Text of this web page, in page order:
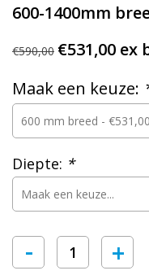
600-1400mm
€590,00 €531,00
Maak een keuze:
Diepte: *
- +